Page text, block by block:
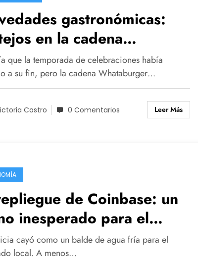
gastronómicas:
en la cadena
y el secreto para
integral
que la temporada de celebraciones había
a su fin, pero la cadena Whataburger…
Castro 0 Comentarios Leer Más
de Coinbase: un
inesperado para el
cripto en Argentina
cayó como un balde de agua fría para el
local. A menos…